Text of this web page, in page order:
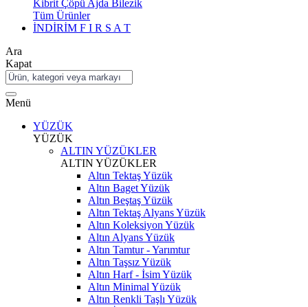
Kibrit Çöpü Ajda Bilezik
Tüm Ürünler
İNDİRİM F I R S A T
Ara
Kapat
Menü
YÜZÜK
YÜZÜK
ALTIN YÜZÜKLER
ALTIN YÜZÜKLER
Altın Tektaş Yüzük
Altın Baget Yüzük
Altın Beştaş Yüzük
Altın Tektaş Alyans Yüzük
Altın Koleksiyon Yüzük
Altın Alyans Yüzük
Altın Tamtur - Yarımtur
Altın Taşsız Yüzük
Altın Harf - İsim Yüzük
Altın Minimal Yüzük
Altın Renkli Taşlı Yüzük